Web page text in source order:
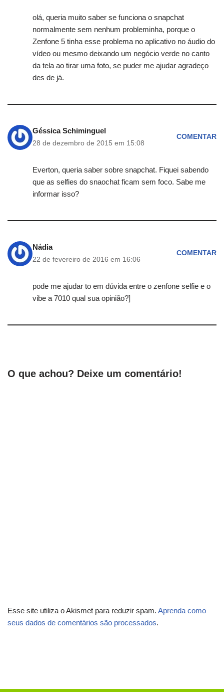
olá, queria muito saber se funciona o snapchat
normalmente sem nenhum probleminha, porque o
Zenfone 5 tinha esse problema no aplicativo no áudio do
vídeo ou mesmo deixando um negócio verde no canto
da tela ao tirar uma foto, se puder me ajudar agradeço
des de já.
Géssica Schiminguel
28 de dezembro de 2015 em 15:08
COMENTAR
Everton, queria saber sobre snapchat. Fiquei sabendo
que as selfies do snaochat ficam sem foco. Sabe me
informar isso?
Nádia
22 de fevereiro de 2016 em 16:06
COMENTAR
pode me ajudar to em dúvida entre o zenfone selfie e o
vibe a 7010 qual sua opinião?]
O que achou? Deixe um comentário!
Esse site utiliza o Akismet para reduzir spam. Aprenda como
seus dados de comentários são processados.